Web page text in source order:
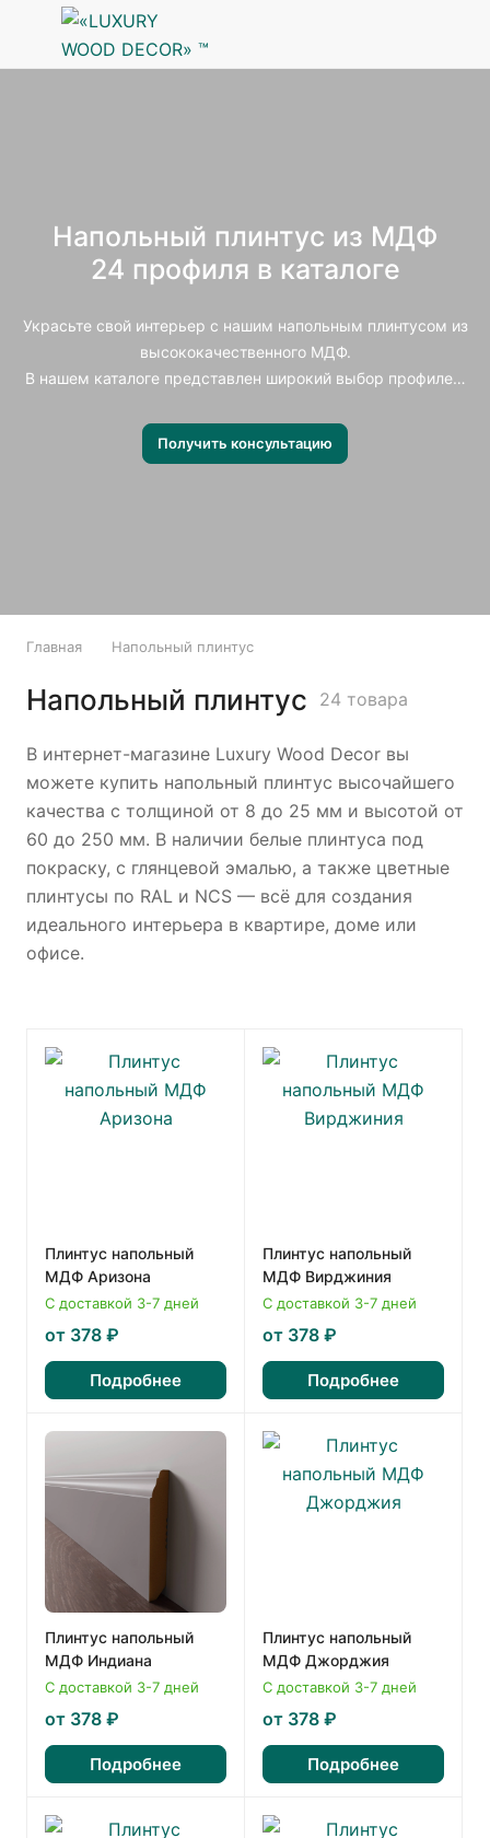
Напольный плинтус из МДФ
24 профиля в каталоге
Украсьте свой интерьер с нашим напольным плинтусом из
высококачественного МДФ.
В нашем каталоге представлен широкий выбор профилей,
Получить консультацию
Главная Напольный плинтус
Напольный плинтус 24 товара
В интернет-магазине Luxury Wood Decor вы
можете купить напольный плинтус высочайшего
качества с толщиной от 8 до 25 мм и высотой от
60 до 250 мм. В наличии белые плинтуса под
покраску, с глянцевой эмалью, а также цветные
плинтусы по RAL и NCS — всё для создания
идеального интерьера в квартире, доме или
офисе.
Плинтус напольный
МДФ Аризона
С доставкой 3-7 дней
от 378 ₽
Подробнее
Плинтус напольный
МДФ Вирджиния
С доставкой 3-7 дней
от 378 ₽
Подробнее
Плинтус напольный
МДФ Индиана
С доставкой 3-7 дней
от 378 ₽
Подробнее
Плинтус напольный
МДФ Джорджия
С доставкой 3-7 дней
от 378 ₽
Подробнее